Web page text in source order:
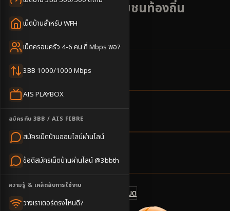
เน็ตบ้านสำหรับ WFH
เน็ตครอบครัว 4-6 คน กี่ Mbps พอ?
3BB 1000/1000 Mbps
AIS PLAYBOX
สมัครกับ 3BB / AIS FIBRE
สมัครเน็ตบ้านออนไลน์ผ่านไลน์
ข้อดีสมัครเน็ตบ้านผ่านไลน์ @3bbth
ความรู้ & เคล็ดลับการใช้งาน
วางเราเตอร์ตรงไหนดี?
พื้นที่เกษตรกรรมและชุมชนท้องถิ่น
บรรยากาศสงบ
4ตำบล
500บาท/เดือน
ราคาเริ่มต้น
ดูแพ็กเกจทั้งหมด